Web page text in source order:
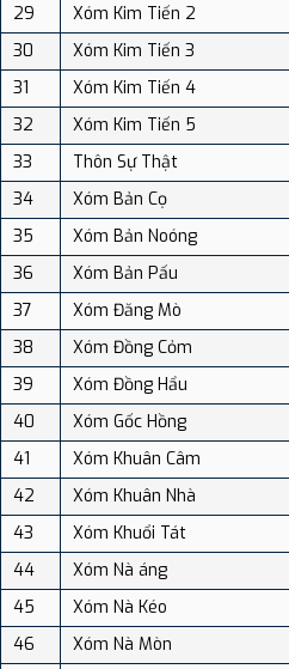
29
Xóm Kim Tiến 2
30
Xóm Kim Tiến 3
31
Xóm Kim Tiến 4
32
Xóm Kim Tiến 5
33
Thôn Sự Thật
34
Xóm Bản Cọ
35
Xóm Bản Noóng
36
Xóm Bản Pấu
37
Xóm Đăng Mò
38
Xóm Đồng Cỏm
39
Xóm Đồng Hẩu
40
Xóm Gốc Hồng
41
Xóm Khuân Câm
42
Xóm Khuân Nhà
43
Xóm Khuổi Tát
44
Xóm Nà áng
45
Xóm Nà Kéo
46
Xóm Nà Mòn